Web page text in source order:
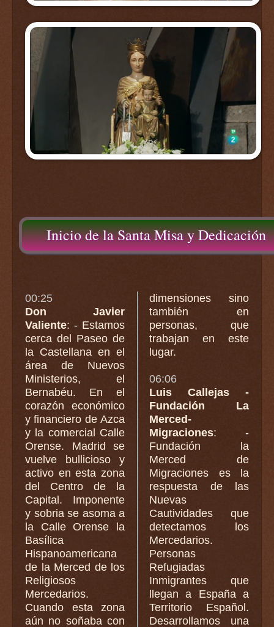
Inicio de la Santa Misa y Dedicación
00:25
Don Javier
Valiente: - Estamos
cerca del Paseo de
la Castellana en el
área de Nuevos
Ministerios, el
Bernabéu. En el
corazón económico
y financiero de Azca
y la comercial Calle
Orense. Madrid se
vuelve bullicioso y
activo en esta zona
del Centro de la
Capital. Imponente
y sobria se asoma a
la Calle Orense la
Basílica
Hispanoamericana
de la Merced de los
Religiosos
Mercedarios.
Cuando esta zona
aún no soñaba con
dimensiones sino
también en
personas, que
trabajan en este
lugar.
06:06
Luis Callejas -
Fundación La
Merced-
Migraciones: -
Fundación la
Merced de
Migraciones es la
respuesta de las
Nuevas
Cautividades que
detectamos los
Mercedarios.
Personas
Refugiadas
Inmigrantes que
llegan a España a
Territorio Español.
Desarrollamos una